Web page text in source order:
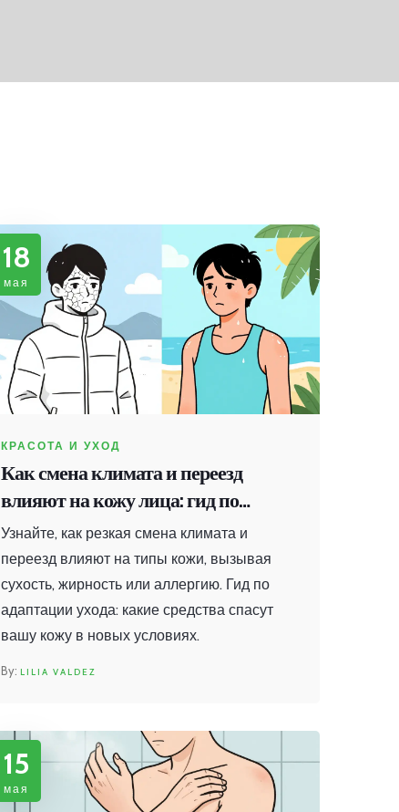
18
мая
КРАСОТА И УХОД
Как смена климата и переезд
влияют на кожу лица: гид по
адаптации
Узнайте, как резкая смена климата и
переезд влияют на типы кожи, вызывая
сухость, жирность или аллергию. Гид по
адаптации ухода: какие средства спасут
вашу кожу в новых условиях.
LILIA VALDEZ
15
мая